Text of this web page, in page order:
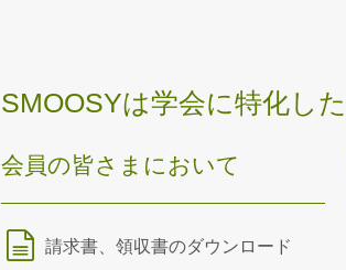
SMOOSYは学会に特化した
会員の皆さまにおいて
請求書、領収書のダウンロード